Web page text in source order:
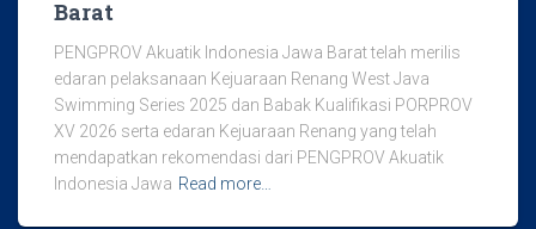
Barat
PENGPROV Akuatik Indonesia Jawa Barat telah merilis
edaran pelaksanaan Kejuaraan Renang West Java
Swimming Series 2025 dan Babak Kualifikasi PORPROV
XV 2026 serta edaran Kejuaraan Renang yang telah
mendapatkan rekomendasi dari PENGPROV Akuatik
Indonesia Jawa Read more…